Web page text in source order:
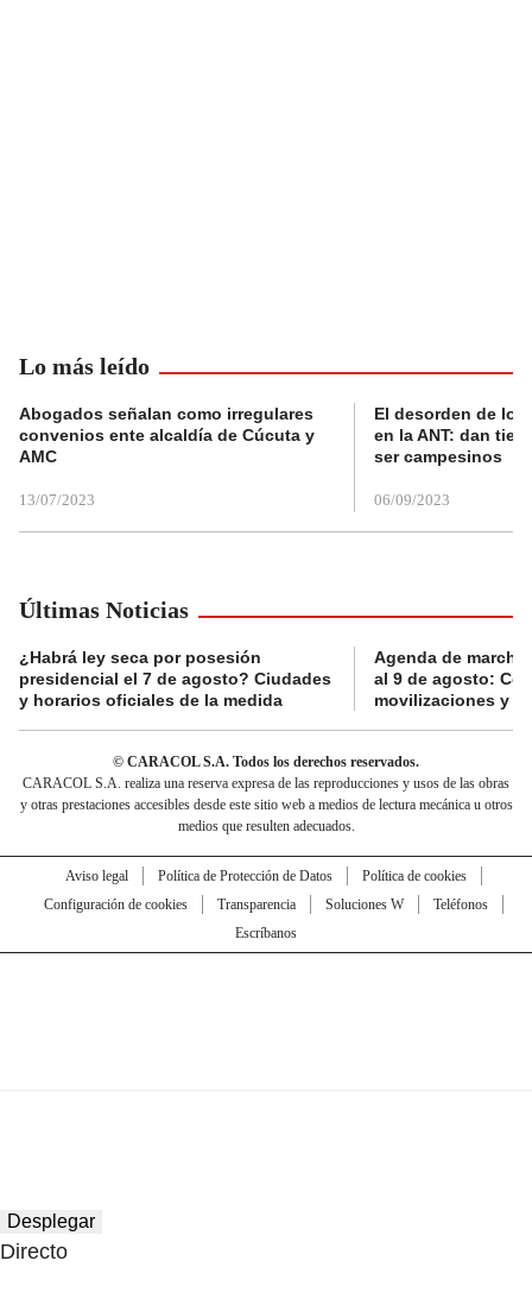
Lo más leído
Abogados señalan como irregulares
convenios ente alcaldía de Cúcuta y
AMC
13/07/2023
El desorden de
en la ANT: dan
ser campesinos
06/09/2023
Últimas Noticias
¿Habrá ley seca por posesión
presidencial el 7 de agosto? Ciudades
y horarios oficiales de la medida
Agenda de
al 9 de agosto:
movilizaciones y
© CARACOL S.A. Todos los derechos reservados.
CARACOL S.A. realiza una reserva expresa de las reproducciones y usos de las obras
y otras prestaciones accesibles desde este sitio web a medios de lectura mecánica u otros
medios que resulten adecuados.
Aviso legal Política de Protección de Datos
Política de cookies
Configuración de cookies
Transparencia Soluciones W
Teléfonos
Escríbanos
Desplegar
Directo